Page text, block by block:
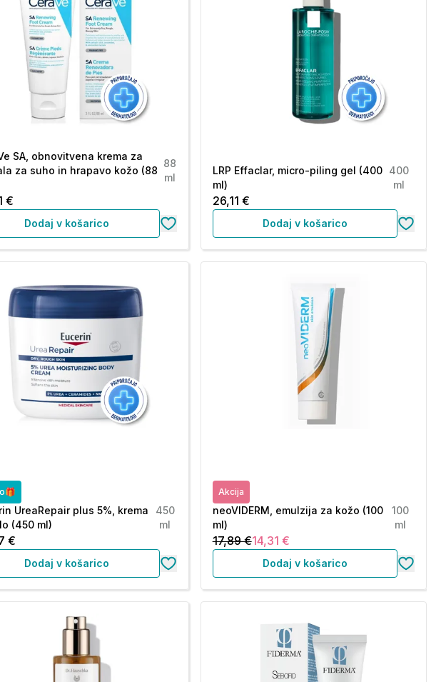
SA, obnovitvena krema za
za suho in hrapavo kožo (88
88
ml
€
Dodaj v košarico
LRP Effaclar, micro-piling gel (400
ml)
400
ml
26,11 €
Dodaj v košarico
UreaRepair plus 5%, krema
(450 ml)
450
ml
€
Dodaj v košarico
Akcija
neoVIDERM, emulzija za kožo (100
ml)
100
ml
17,89 €14,31 €
Dodaj v košarico